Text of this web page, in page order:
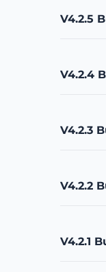
V4.2.5
V4.2.4
V4.2.3
V4.2.2
V4.2.1